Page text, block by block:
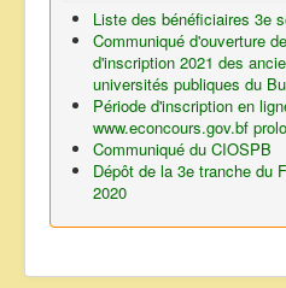
Liste des bénéficiaires 3e
Communiqué d'ouverture
d'inscription 2021 des
universités publiques du
Période d'inscription en
www.econcours.gov.bf
Communiqué du CIOSPB
Dépôt de la 3e tranche du
2020